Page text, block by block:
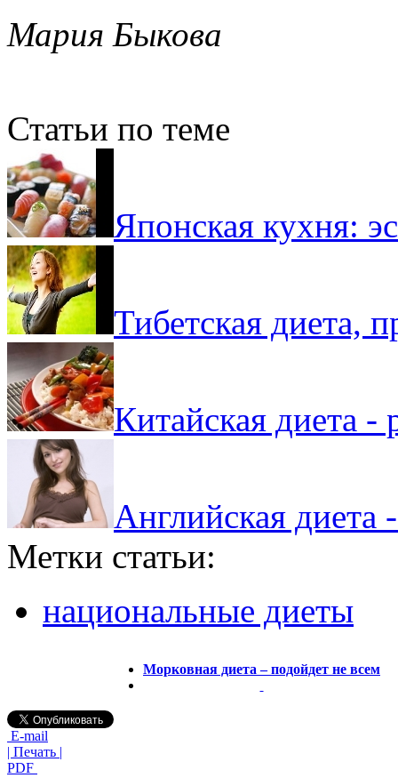
Мария Быкова
Статьи по теме
Японская кухня:
Тибетская диета,
Китайская диета -
Английская диета
Метки статьи:
национальные диеты
Морковная диета – подойдет не всем
E-mail
| Печать |
PDF